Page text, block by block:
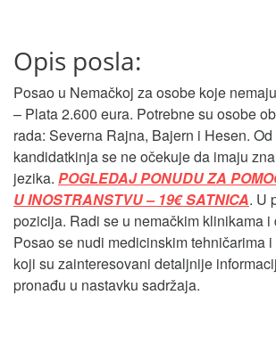
Opis posla:
Posao u Nemačkoj za osobe koje
– Plata 2.600 eura. Potrebne su osobe
rada: Severna Rajna, Bajern i Hesen.
kandidatkinja se ne očekuje da imaju
jezika. POGLEDAJ PONUDU ZA
U INOSTRANSTVU – 19€ SATNICA. U
pozicija. Radi se u nemačkim klinikama i
Posao se nudi medicinskim tehničarima
koji su zainteresovani detaljnije
pronađu u nastavku sadržaja.